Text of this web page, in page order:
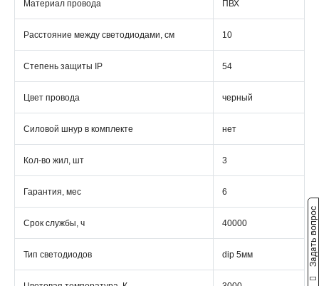
Материал провода ПВХ
Расстояние между светодиодами, см 10
Степень защиты IP 54
Цвет провода черный
Силовой шнур в комплекте нет
Кол-во жил, шт 3
Гарантия, мес 6
Срок службы, ч 40000
Тип светодиодов dip 5мм Задать вопрос